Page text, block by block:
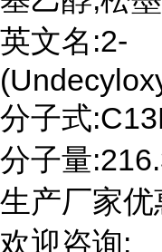
英文名:2-
分子式
分子量
生产厂家
欢迎咨询: